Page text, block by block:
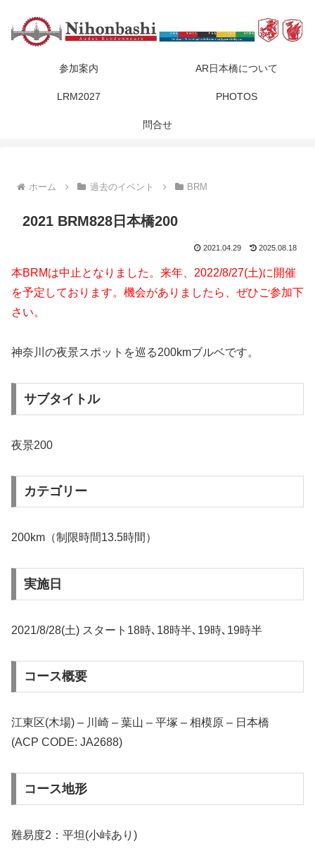
参加案内 AR日本橋について
LRM2027 PHOTOS
問合せ
ホーム 過去のイベント BRM
2021 BRM828日本橋200
2021.04.29 2025.08.18
本BRMは中止となりました。来年、2022/8/27(土)に開催
を予定しております。機会がありましたら、ぜひご参加下
さい。
神奈川の夜景スポットを巡る200kmブルベです。
サブタイトル
夜景200
カテゴリー
200km（制限時間13.5時間）
実施日
2021/8/28(土) スタート18時､18時半､19時､19時半
コース概要
江東区(木場) – 川崎 – 葉山 – 平塚 – 相模原 – 日本橋
(ACP CODE: JA2688)
コース地形
難易度2：平坦(小峠あり)